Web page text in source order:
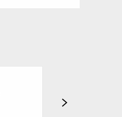
Ancelle